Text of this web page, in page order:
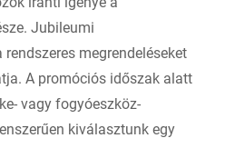
Jubileumi
megrendeléseket
A promóciós időszak alatt
vagy fogyóeszköz-
kiválasztunk egy